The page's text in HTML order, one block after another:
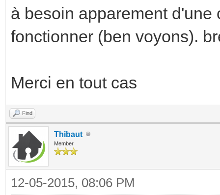
à besoin apparement
fonctionner (ben voyons).
Merci en tout cas
Find
Thibaut
Member
12-05-2015, 08:06 PM